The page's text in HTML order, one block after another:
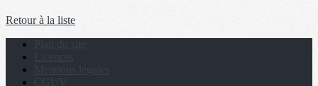
Retour à la liste